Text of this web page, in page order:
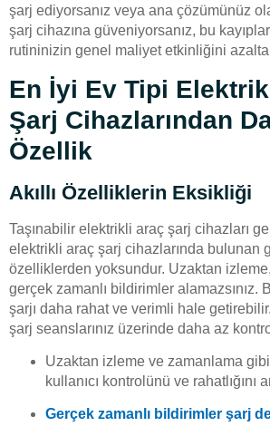
şarj ediyorsanız veya ana çözümünüz
şarj cihazına güveniyorsanız, bu
rutininizin genel maliyet etkinliğini
En İyi Ev Tipi
Şarj Cihazlarından
Özellik
Akıllı Özelliklerin Eksikliği
Taşınabilir elektrikli araç şarj cihazları
elektrikli araç şarj cihazlarında bulunan
özelliklerden yoksundur. Uzaktan
gerçek zamanlı bildirimler alamazsınız.
şarjı daha rahat ve verimli hale
şarj seanslarınız üzerinde daha az
Uzaktan izleme ve zamanlama gibi
kullanıcı kontrolünü ve rahatlığını
Gerçek zamanlı bildirimler şarj